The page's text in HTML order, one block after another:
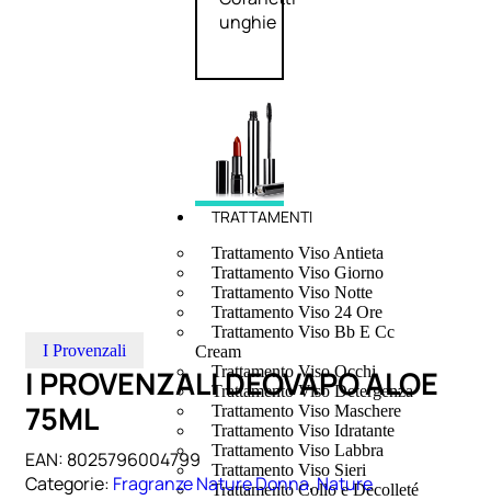
unghie
TRATTAMENTI
Trattamento Viso Antieta
Trattamento Viso Giorno
Trattamento Viso Notte
Trattamento Viso 24 Ore
Trattamento Viso Bb E Cc
Cream
Trattamento Viso Occhi
Trattamento Viso Detergenza
Trattamento Viso Maschere
Trattamento Viso Idratante
Trattamento Viso Labbra
Trattamento Viso Sieri
Trattamento Collo e Decolleté
I Provenzali
I PROVENZALI DEOVAPO ALOE
75ML
EAN: 8025796004799
Categorie: Fragranze Nature Donna,Nature